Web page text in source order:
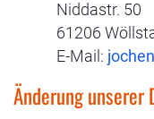
Niddastr. 50
61206
E-Mail:
Änderung unserer